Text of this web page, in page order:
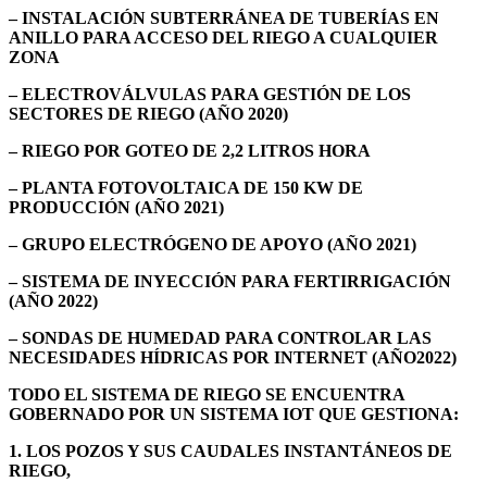
– INSTALACIÓN SUBTERRÁNEA DE TUBERÍAS EN
ANILLO PARA ACCESO DEL RIEGO A CUALQUIER
ZONA
– ELECTROVÁLVULAS PARA GESTIÓN DE LOS
SECTORES DE RIEGO (AÑO 2020)
– RIEGO POR GOTEO DE 2,2 LITROS HORA
– PLANTA FOTOVOLTAICA DE 150 KW DE
PRODUCCIÓN (AÑO 2021)
– GRUPO ELECTRÓGENO DE APOYO (AÑO 2021)
– SISTEMA DE INYECCIÓN PARA FERTIRRIGACIÓN
(AÑO 2022)
– SONDAS DE HUMEDAD PARA CONTROLAR LAS
NECESIDADES HÍDRICAS POR INTERNET (AÑO2022)
TODO EL SISTEMA DE RIEGO SE ENCUENTRA
GOBERNADO POR UN SISTEMA IOT QUE GESTIONA:
1. LOS POZOS Y SUS CAUDALES INSTANTÁNEOS DE
RIEGO,